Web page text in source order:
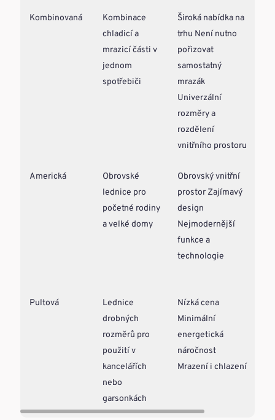
Kombinovaná
Kombinace
chladicí a
mrazicí části v
jednom
spotřebiči
Široká nabídka na
trhu Není nutno
pořizovat
samostatný
mrazák
Univerzální
rozměry a
rozdělení
vnitřního prostoru
Americká
Obrovské
lednice pro
početné rodiny
a velké domy
Obrovský vnitřní
prostor Zajímavý
design
Nejmodernější
funkce a
technologie
Pultová
Lednice
drobných
rozměrů pro
použití v
kancelářích
nebo
garsonkách
Nízká cena
Minimální
energetická
náročnost
Mrazení i chlazení